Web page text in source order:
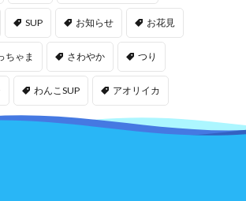
SUP お知らせ お花見
ちゃま さわやか つり
わんこSUP アオリイカ